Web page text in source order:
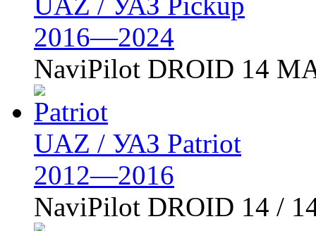
2016—2024
NaviPilot DROID 14
UAZ / УАЗ Patriot
2012—2016
NaviPilot DROID 14 /